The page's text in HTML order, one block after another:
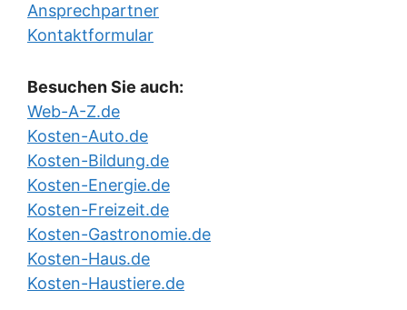
Ansprechpartner
Kontaktformular
Besuchen Sie auch:
Web-A-Z.de
Kosten-Auto.de
Kosten-Bildung.de
Kosten-Energie.de
Kosten-Freizeit.de
Kosten-Gastronomie.de
Kosten-Haus.de
Kosten-Haustiere.de